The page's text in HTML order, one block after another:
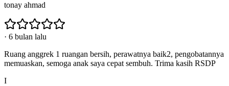
tonay ahmad
· 6 bulan lalu
Ruang anggrek 1 ruangan bersih, perawatnya baik2, pengobatannya
memuaskan, semoga anak saya cepat sembuh. Trima kasih RSDP
I